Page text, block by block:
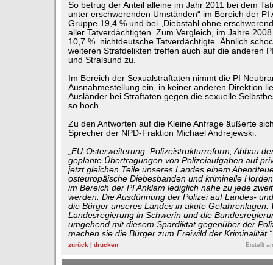
So betrug der Anteil alleine im Jahr 2011 bei dem
unter erschwerenden Umständen“ im Bereich der PI
Gruppe 19,4 % und bei „Diebstahl ohne
aller Tatverdächtigten. Zum Vergleich, im Jahre
10,7 % nichtdeutsche Tatverdächtigte. Ähnlich
weiteren Strafdelikten treffen auch auf die anderen
und Stralsund zu.
Im Bereich der Sexualstraftaten nimmt die PI
Ausnahmestellung ein, in keiner anderen Direktion
Ausländer bei Straftaten gegen die sexuelle
so hoch.
Zu den Antworten auf die Kleine Anfrage äußerte
Sprecher der NPD-Fraktion Michael Andrejewski:
„EU-Osterweiterung, Polizeistrukturreform, Abbau
geplante Übertragungen von Polizeiaufgaben auf
jetzt gleichen Teile unseres Landes einem
osteuropäische Diebesbanden und kriminelle
im Bereich der PI Anklam lediglich nahe zu jede
werden. Die Ausdünnung der Polizei auf Landes-
die Bürger unseres Landes in akute Gefahrenlagen.
Landesregierung in Schwerin und die
umgehend mit diesem Spardiktat gegenüber der
machen sie die Bürger zum Freiwild der Kriminalität.“
zurück | drucken Erstellt